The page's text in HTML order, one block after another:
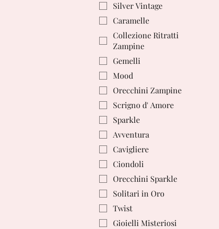
Silver Vintage
Caramelle
Collezione Ritratti
Zampine
Gemelli
Mood
Orecchini Zampine
Scrigno d' Amore
Sparkle
Avventura
Cavigliere
Ciondoli
Orecchini Sparkle
Solitari in Oro
Twist
Gioielli Misteriosi